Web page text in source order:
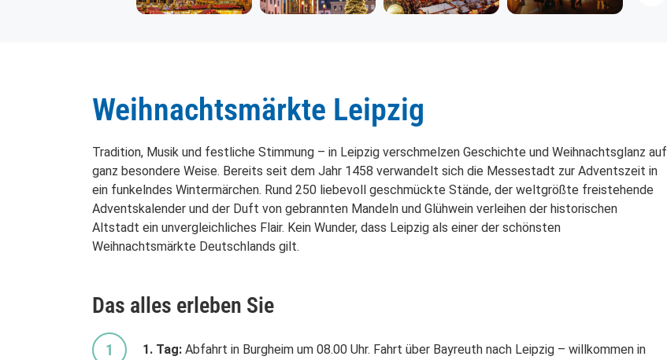
Weihnachtsmärkte Leipzig
Tradition, Musik und festliche Stimmung – in Leipzig verschmelzen Geschichte und Weihnachtsglanz auf
ganz besondere Weise. Bereits seit dem Jahr 1458 verwandelt sich die Messestadt zur Adventszeit in
ein funkelndes Wintermärchen. Rund 250 liebevoll geschmückte Stände, der weltgrößte freistehende
Adventskalender und der Duft von gebrannten Mandeln und Glühwein verleihen der historischen
Altstadt ein unvergleichliches Flair. Kein Wunder, dass Leipzig als einer der schönsten
Weihnachtsmärkte Deutschlands gilt.
Das alles erleben Sie
1 1. Tag: Abfahrt in Burgheim um 08.00 Uhr. Fahrt über Bayreuth nach Leipzig – willkommen in